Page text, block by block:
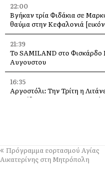
22:00
Βγήκαν τρία Φιδάκια σε
θαύμα στην Κεφαλονιά
21:39
Το SAMILAND στο Φισκάρδο
Αυγουστου
16:35
Αργοστόλι: Την Τρίτη η
Σπυρίδωνα για τους σεισμούς
13:40
Γιάννης Τρεπεκλής: Τιμή
και σε όσους δίνουν τη μάχη
Πρόγραμμα εορτασμού Αγίας
Αικατερίνης στη Μητρόπολη